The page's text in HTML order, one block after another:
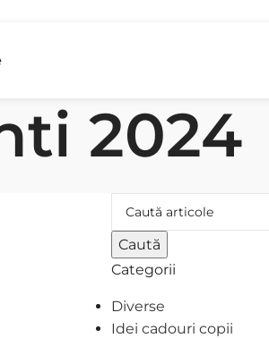
2024
Caută
Categorii
Diverse
Idei cadouri copii